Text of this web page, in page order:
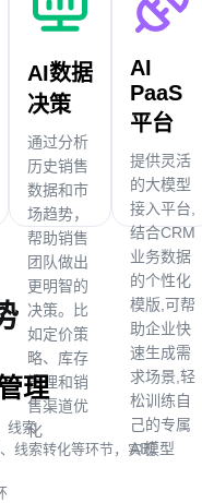
AI数据
决策
通过分析
历史销售
数据和市
场趋势，
帮助销售
团队做出
更明智的
决策。比
如定价策
略、库存
管理和销
售渠道优
化
AI
PaaS
平台
提供灵活
的大模型
接入平台,
结合CRM
业务数据
的个性化
模版,可帮
助企业快
速生成需
求场景,轻
松训练自
己的专属
AI模型
理
线索
线索转化等环节，实现